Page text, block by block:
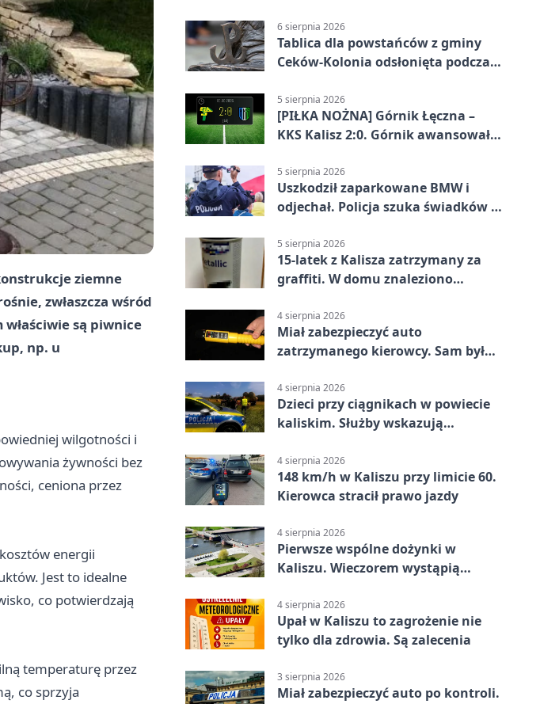
ziemne
zwłaszcza wśród
są piwnice
np. u
wilgotności i
żywności bez
ceniona przez
energii
Jest to idealne
co potwierdzają
temperaturę przez
co sprzyja
6 sierpnia 2026
Tablica dla powstańców z gminy
Ceków-Kolonia odsłonięta podczas
5 sierpnia 2026
[PIŁKA NOŻNA] Górnik Łęczna –
KKS Kalisz 2:0. Górnik awansował
5 sierpnia 2026
Uszkodził zaparkowane BMW i
odjechał. Policja szuka świadków w
5 sierpnia 2026
15-latek z Kalisza zatrzymany za
graffiti. W domu znaleziono
4 sierpnia 2026
Miał zabezpieczyć auto
zatrzymanego kierowcy. Sam był
4 sierpnia 2026
Dzieci przy ciągnikach w powiecie
kaliskim. Służby wskazują
4 sierpnia 2026
148 km/h w Kaliszu przy limicie 60.
Kierowca stracił prawo jazdy
4 sierpnia 2026
Pierwsze wspólne dożynki w
Kaliszu. Wieczorem wystąpią
4 sierpnia 2026
Upał w Kaliszu to zagrożenie nie
tylko dla zdrowia. Są zalecenia
3 sierpnia 2026
Miał zabezpieczyć auto po kontroli.